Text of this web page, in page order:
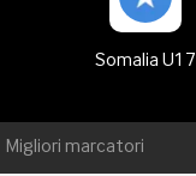
Somalia U17
Migliori marcatori